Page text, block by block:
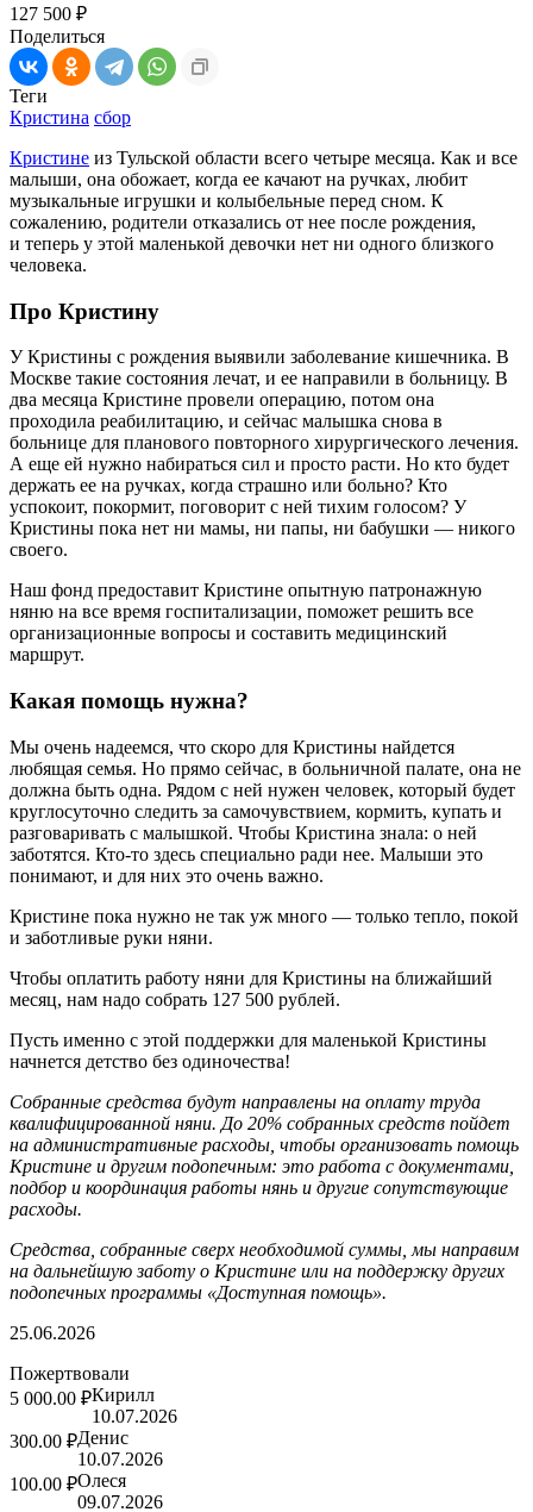
127 500 ₽
Поделиться
Теги
Кристина сбор
Кристине из Тульской области всего четыре месяца. Как и все
малыши, она обожает, когда ее качают на ручках, любит
музыкальные игрушки и колыбельные перед сном. К
сожалению, родители отказались от нее после рождения,
и теперь у этой маленькой девочки нет ни одного близкого
человека.
Про Кристину
У Кристины с рождения выявили заболевание кишечника. В
Москве такие состояния лечат, и ее направили в больницу. В
два месяца Кристине провели операцию, потом она
проходила реабилитацию, и сейчас малышка снова в
больнице для планового повторного хирургического лечения.
А еще ей нужно набираться сил и просто расти. Но кто будет
держать ее на ручках, когда страшно или больно? Кто
успокоит, покормит, поговорит с ней тихим голосом? У
Кристины пока нет ни мамы, ни папы, ни бабушки — никого
своего.
Наш фонд предоставит Кристине опытную патронажную
няню на все время госпитализации, поможет решить все
организационные вопросы и составить медицинский
маршрут.
Какая помощь нужна?
Мы очень надеемся, что скоро для Кристины найдется
любящая семья. Но прямо сейчас, в больничной палате, она не
должна быть одна. Рядом с ней нужен человек, который будет
круглосуточно следить за самочувствием, кормить, купать и
разговаривать с малышкой. Чтобы Кристина знала: о ней
заботятся. Кто-то здесь специально ради нее. Малыши это
понимают, и для них это очень важно.
Кристине пока нужно не так уж много — только тепло, покой
и заботливые руки няни.
Чтобы оплатить работу няни для Кристины на ближайший
месяц, нам надо собрать 127 500 рублей.
Пусть именно с этой поддержки для маленькой Кристины
начнется детство без одиночества!
Собранные средства будут направлены на оплату труда
квалифицированной няни. До 20% собранных средств пойдет
на административные расходы, чтобы организовать помощь
Кристине и другим подопечным: это работа с документами,
подбор и координация работы нянь и другие сопутствующие
расходы.
Средства, собранные сверх необходимой суммы, мы направим
на дальнейшую заботу о Кристине или на поддержку других
подопечных программы «Доступная помощь».
25.06.2026
Пожертвовали
5 000.00 ₽Кирилл
10.07.2026
300.00 ₽Денис
10.07.2026
100.00 ₽Олеся
09.07.2026